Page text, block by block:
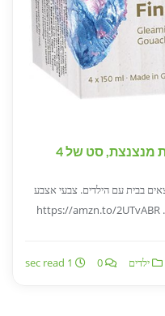
צבעי אצבעות Mucki אבקת פיות מנצנצת, סט של 4
נמצאים בבית עם הילדים. צבעי אצבע
ילדים